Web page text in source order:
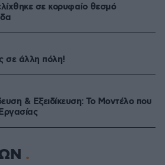
σε κορυφαίο θεσμό
σε άλλη πόλη!
& Εξειδίκευση: Το Mοντέλο που